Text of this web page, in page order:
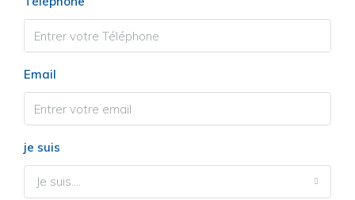
Email
je suis
Je suis....